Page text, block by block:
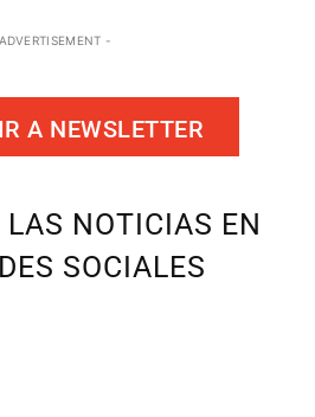
-
A NEWSLETTER
LAS NOTICIAS EN
SOCIALES